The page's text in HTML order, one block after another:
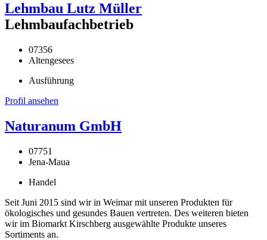
Lehmbau Lutz Müller
Lehmbaufachbetrieb
07356
Altengesees
Ausführung
Profil ansehen
Naturanum GmbH
07751
Jena-Maua
Handel
Seit Juni 2015 sind wir in Weimar mit unseren Produkten für
ökologisches und gesundes Bauen vertreten. Des weiteren bieten
wir im Biomarkt Kirschberg ausgewählte Produkte unseres
Sortiments an.